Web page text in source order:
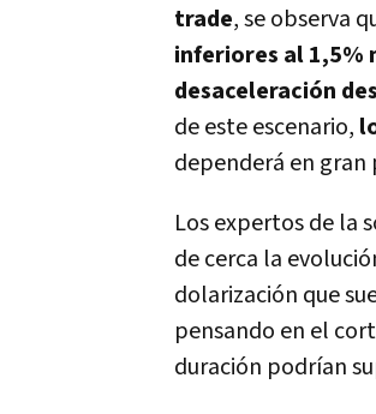
trade, se observa
inferiores al 1,5%
desaceleración
de este escenario,
dependerá en gran
Los expertos de la
de cerca la
dolarización que
pensando en el
duración podrían